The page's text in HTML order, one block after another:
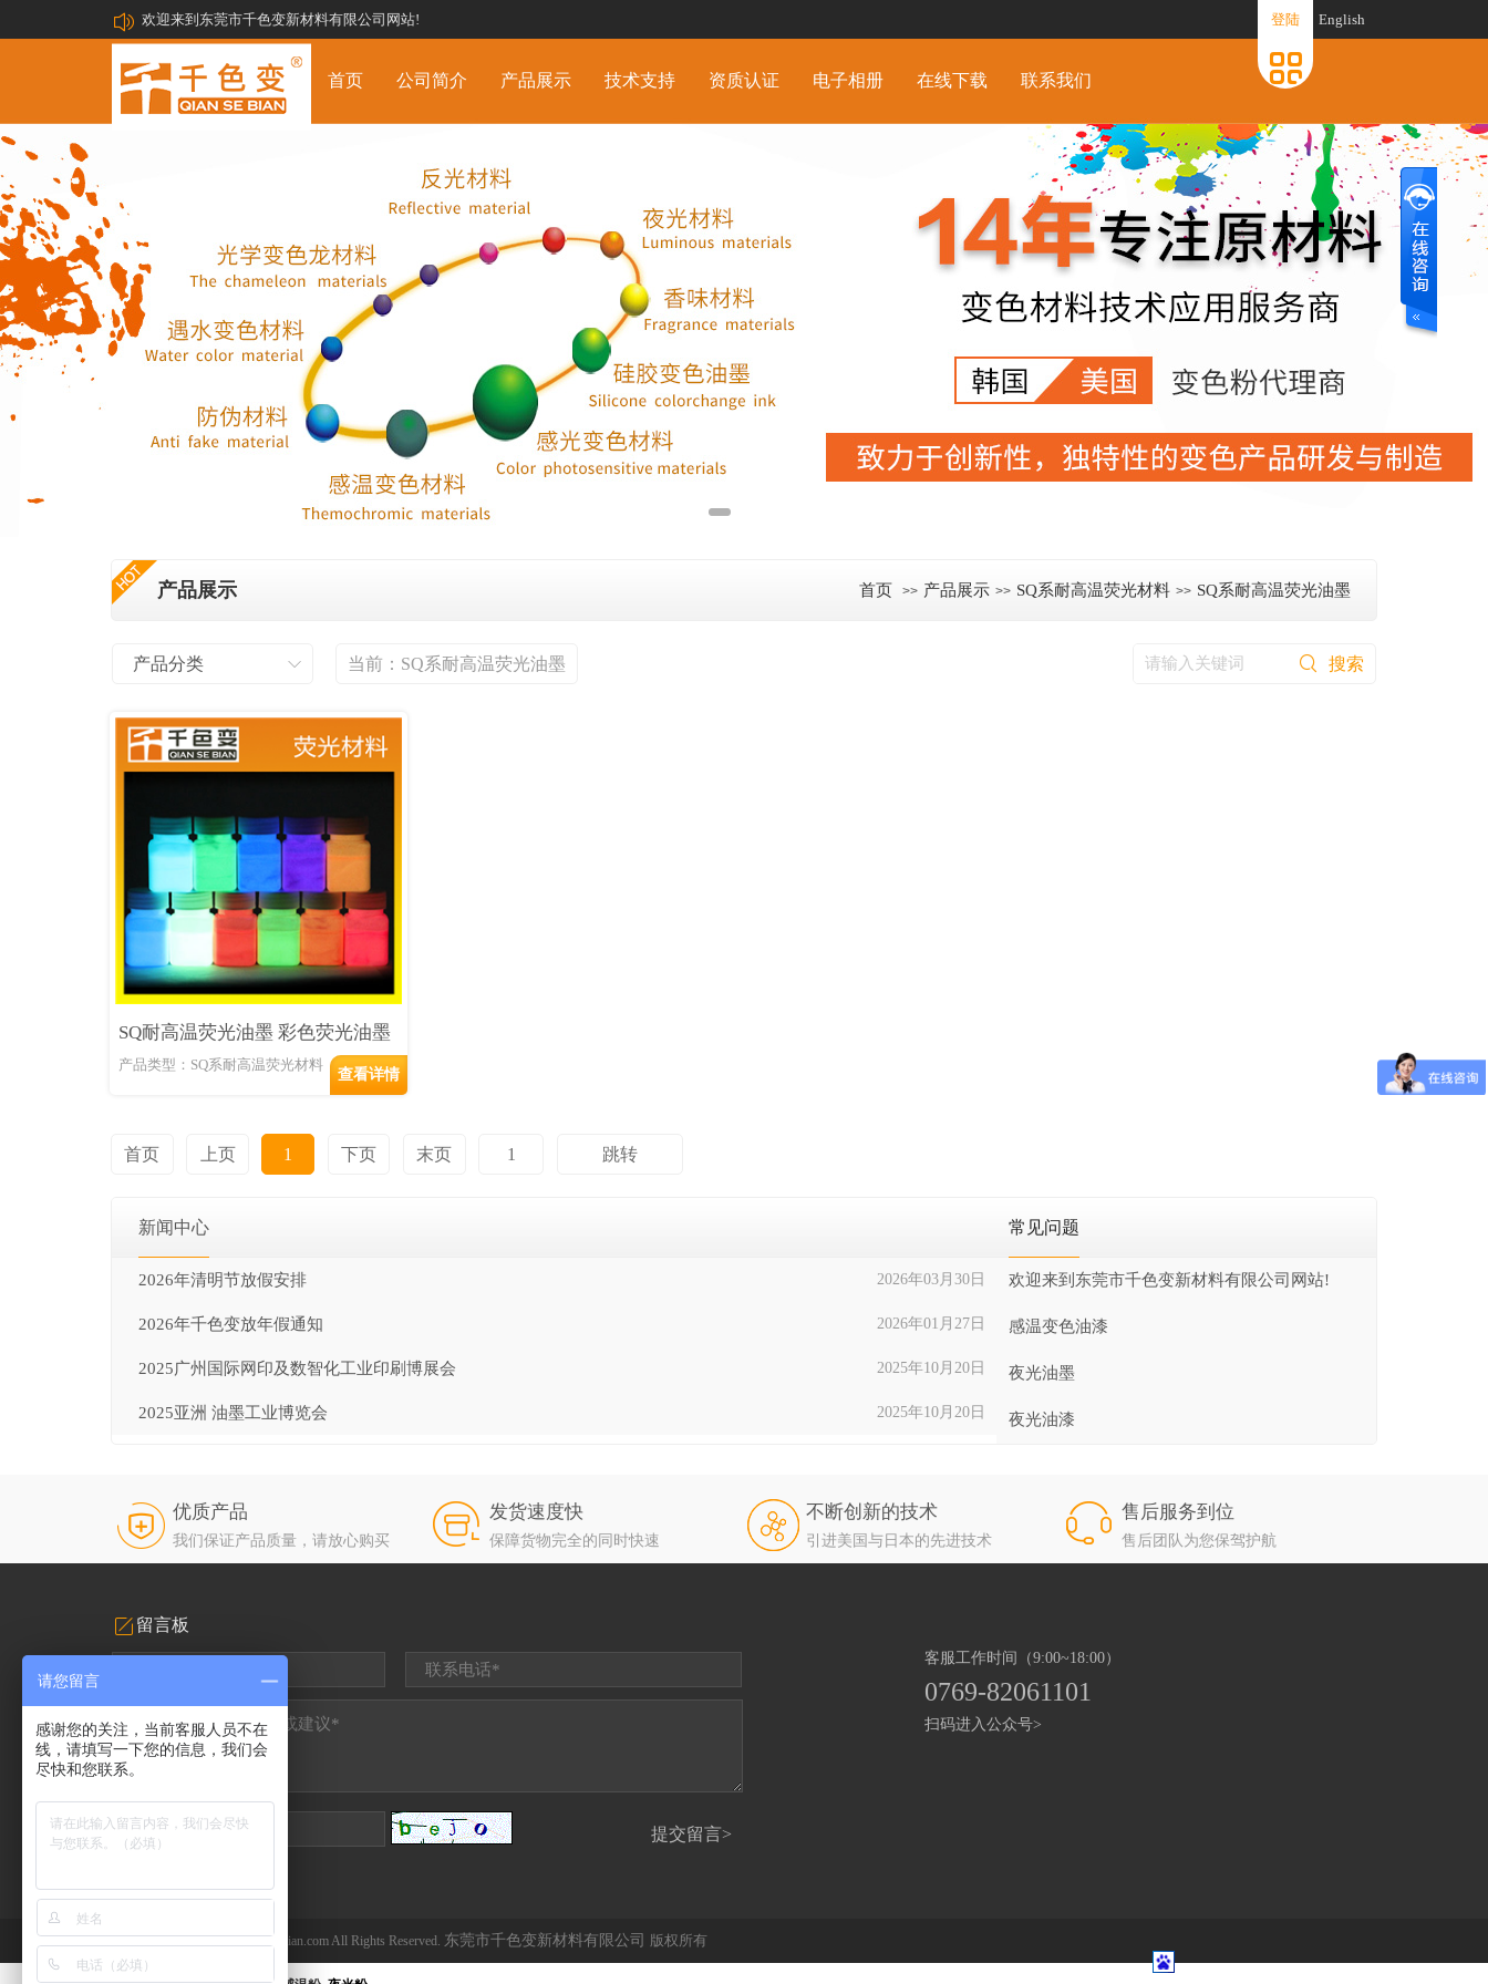
欢迎来到东莞市千色变新材料有限公司网站! English
登陆
首页 公司简介 产品展示 技术支持 资质认证 电子相册 在线下载 联系我们
产品展示 首页 >> 产品展示 >> SQ系耐高温荧光材料 >> SQ系耐高温荧光油墨
产品分类 当前： SQ系耐高温荧光油墨
SQ耐高温荧光油墨 彩色荧光油墨
产品类型：SQ系耐高温荧光材料
查看详情
首页 上页 1 下页 末页
新闻中心
2026年清明节放假安排 2026年03月30日
2026年千色变放年假通知 2026年01月27日
2025广州国际网印及数智化工业印刷博展会 2025年10月20日
2025亚洲 油墨工业博览会 2025年10月20日
常见问题
欢迎来到东莞市千色变新材料有限公司网站!
感温变色油漆
夜光油墨
夜光油漆
优质产品
我们保证产品质量，请放心购买
发货速度快
保障货物完全的同时快速
不断创新的技术
引进美国与日本的先进技术
售后服务到位
售后团队为您保驾护航
留言板
客服工作时间（9:00~18:00）
0769-82061101
扫码进入公众号>
CopyRight © 2012 www.qiansebian.com All Rights Reserved. 东莞市千色变新材料有限公司 版权所有
请您留言
感谢您的关注，当前客服人员不在
线，请填写一下您的信息，我们会
尽快和您联系。